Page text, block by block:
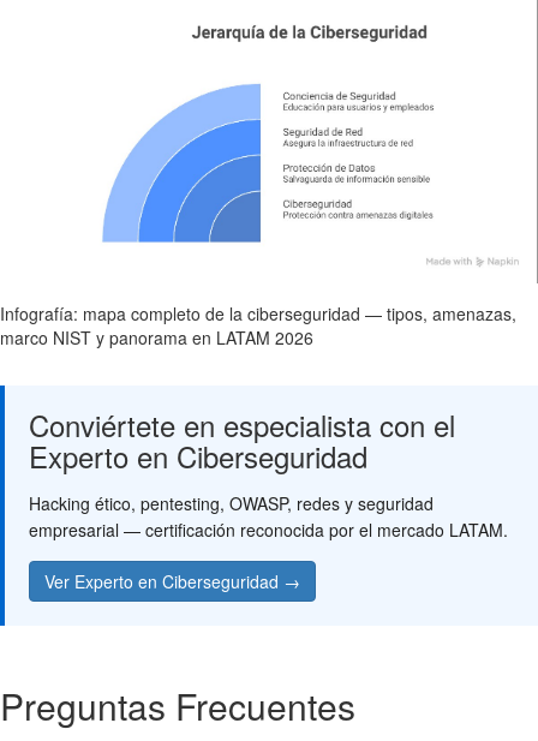
Infografía: mapa completo de la ciberseguridad — tipos, amenazas,
marco NIST y panorama en LATAM 2026
Conviértete en especialista con el
Experto en Ciberseguridad
Hacking ético, pentesting, OWASP, redes y seguridad
empresarial — certificación reconocida por el mercado LATAM.
Ver Experto en Ciberseguridad →
Preguntas Frecuentes